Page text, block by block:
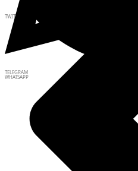
TWITTER
WHATSAPP
TELEGRAM